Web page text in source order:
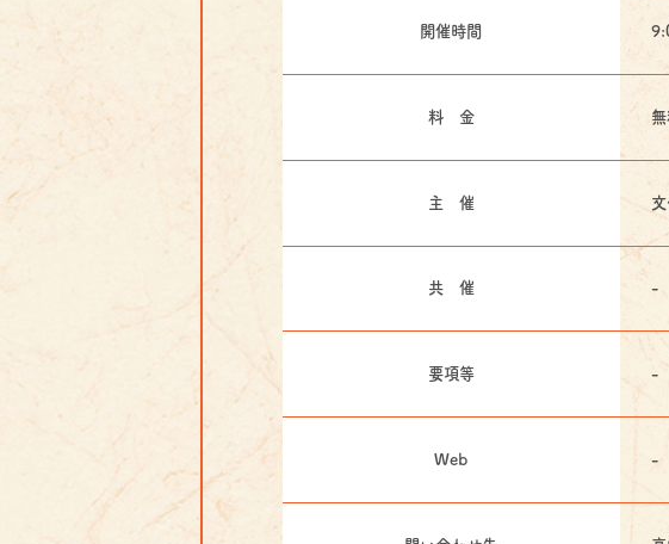
開催時間
料 金
主 催
共 催 -
要項等 -
Web -